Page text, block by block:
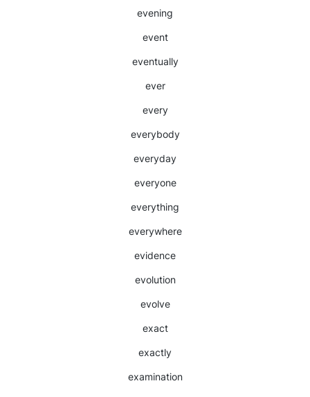
evening
event
eventually
ever
every
everybody
everyday
everyone
everything
everywhere
evidence
evolution
evolve
exact
exactly
examination